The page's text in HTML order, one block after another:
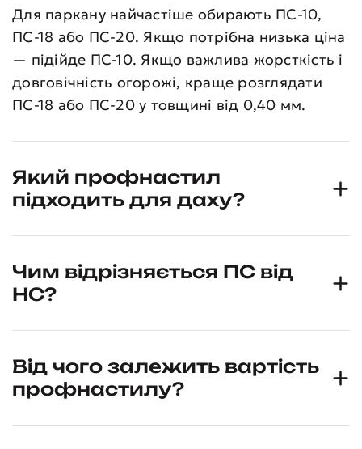
Для паркану найчастіше обирають ПС-10,
ПС-18 або ПС-20. Якщо потрібна низька ціна
— підійде ПС-10. Якщо важлива жорсткість і
довговічність огорожі, краще розглядати
ПС-18 або ПС-20 у товщині від 0,40 мм.
Який профнастил
підходить для даху?
Чим відрізняється ПС від
НС?
Від чого залежить вартість
профнастилу?